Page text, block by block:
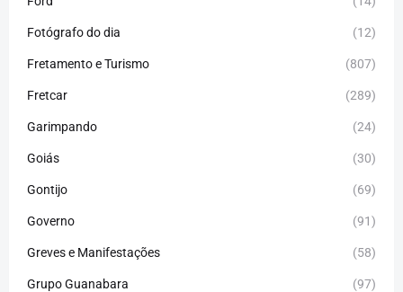
Fotógrafo do dia (12)
Fretamento e Turismo (807)
Fretcar (289)
Garimpando (24)
Goiás (30)
Gontijo (69)
Governo (91)
Greves e Manifestações (58)
Grupo Guanabara (97)